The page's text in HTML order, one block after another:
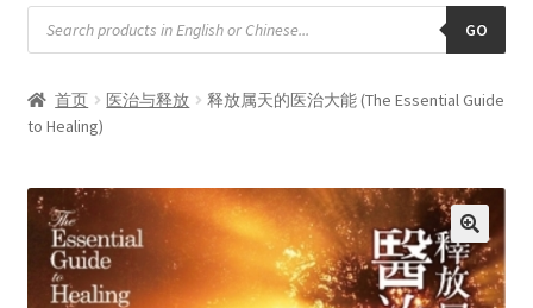
供应商
购物
child
menu
购物车
Expand
child
menu
博客
搜
GO
首页 医治与释放
释放属天的医治大能 (The Essential Guide
to Healing)
🔍